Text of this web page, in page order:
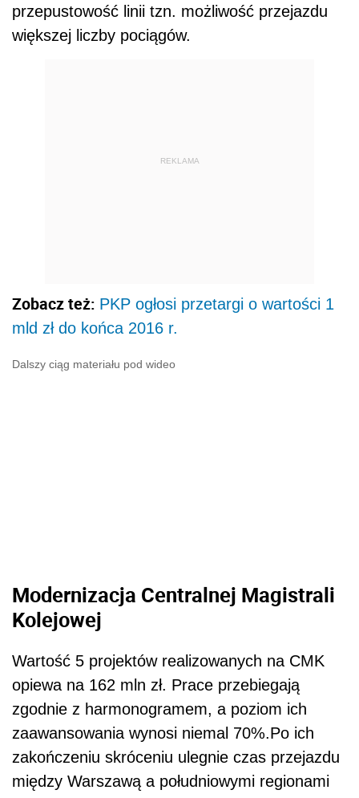
przepustowość linii tzn. możliwość przejazdu
większej liczby pociągów.
REKLAMA
Zobacz też: PKP ogłosi przetargi o wartości 1
mld zł do końca 2016 r.
Dalszy ciąg materiału pod wideo
Modernizacja Centralnej Magistrali
Kolejowej
Wartość 5 projektów realizowanych na CMK
opiewa na 162 mln zł. Prace przebiegają
zgodnie z harmonogramem, a poziom ich
zaawansowania wynosi niemal 70%.Po ich
zakończeniu skróceniu ulegnie czas przejazdu
między Warszawą a południowymi regionami